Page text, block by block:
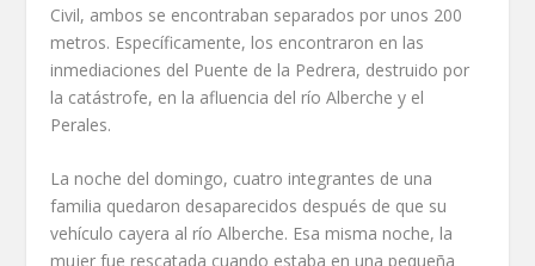
Civil, ambos se encontraban separados por unos 200
metros. Específicamente, los encontraron en las
inmediaciones del Puente de la Pedrera, destruido por
la catástrofe, en la afluencia del río Alberche y el
Perales.
La noche del domingo, cuatro integrantes de una
familia quedaron desaparecidos después de que su
vehículo cayera al río Alberche. Esa misma noche, la
mujer fue rescatada cuando estaba en una pequeña